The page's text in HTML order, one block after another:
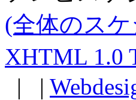
(全体のス
XHTML 1.0
| |